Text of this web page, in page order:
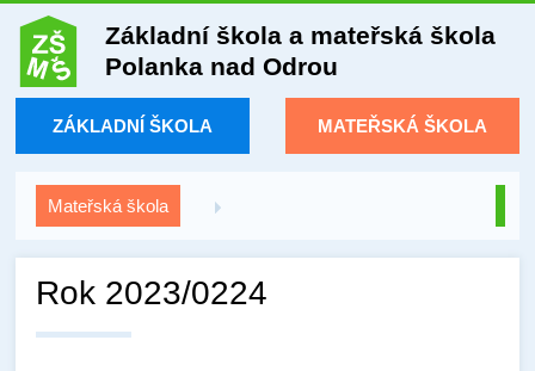
Základní škola a mateřská škola
Polanka nad Odrou
ZÁKLADNÍ ŠKOLA MATEŘSKÁ ŠKOLA
Mateřská škola
Rok 2023/0224